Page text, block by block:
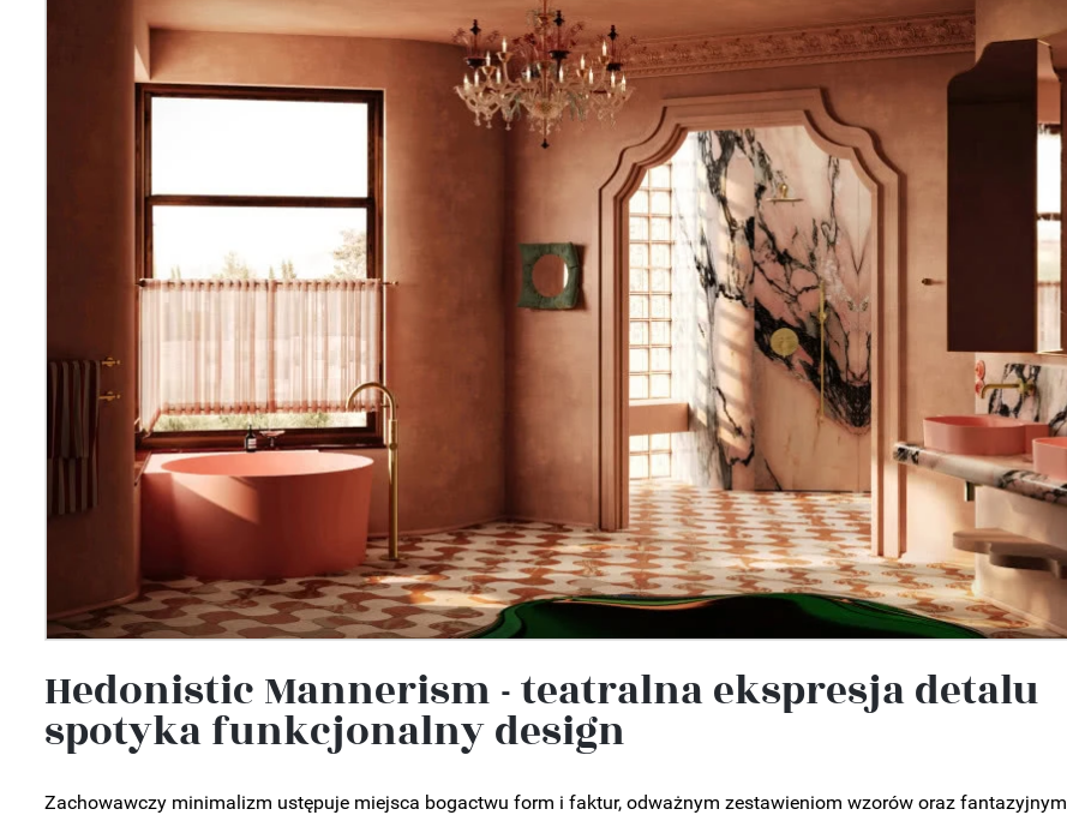
Hedonistic Mannerism - teatralna ekspresja detalu
spotyka funkcjonalny design
Zachowawczy minimalizm ustępuje miejsca bogactwu form i faktur, odważnym zestawieniom wzorów oraz fantazyjnym